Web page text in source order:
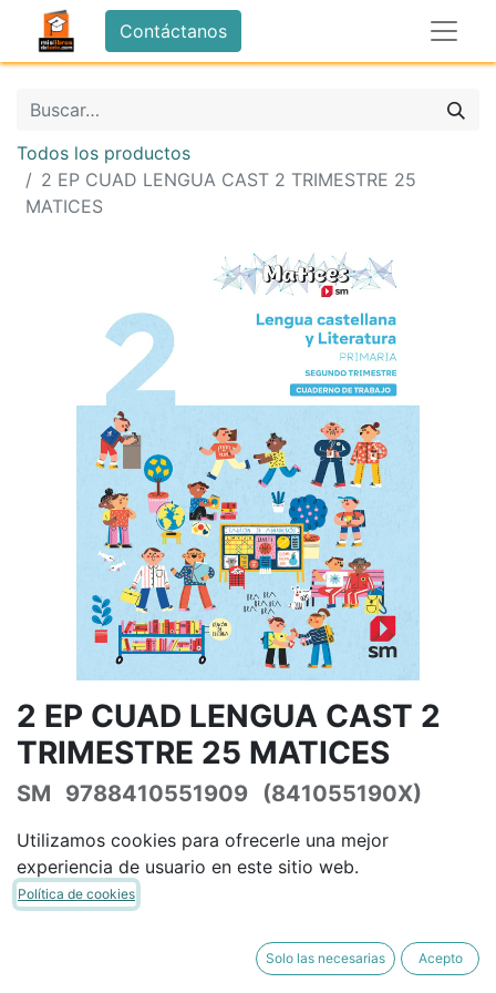
Contáctanos
Todos los productos
2 EP CUAD LENGUA CAST 2 TRIMESTRE 25
MATICES
2 EP CUAD LENGUA CAST 2
TRIMESTRE 25 MATICES
SM 9788410551909 (841055190X)
13,91€ 16,36€ IVA Incluido
COMPRAR AHORA
Utilizamos cookies para ofrecerle una mejor
experiencia de usuario en este sitio web.
Política de cookies
Solo las necesarias Acepto